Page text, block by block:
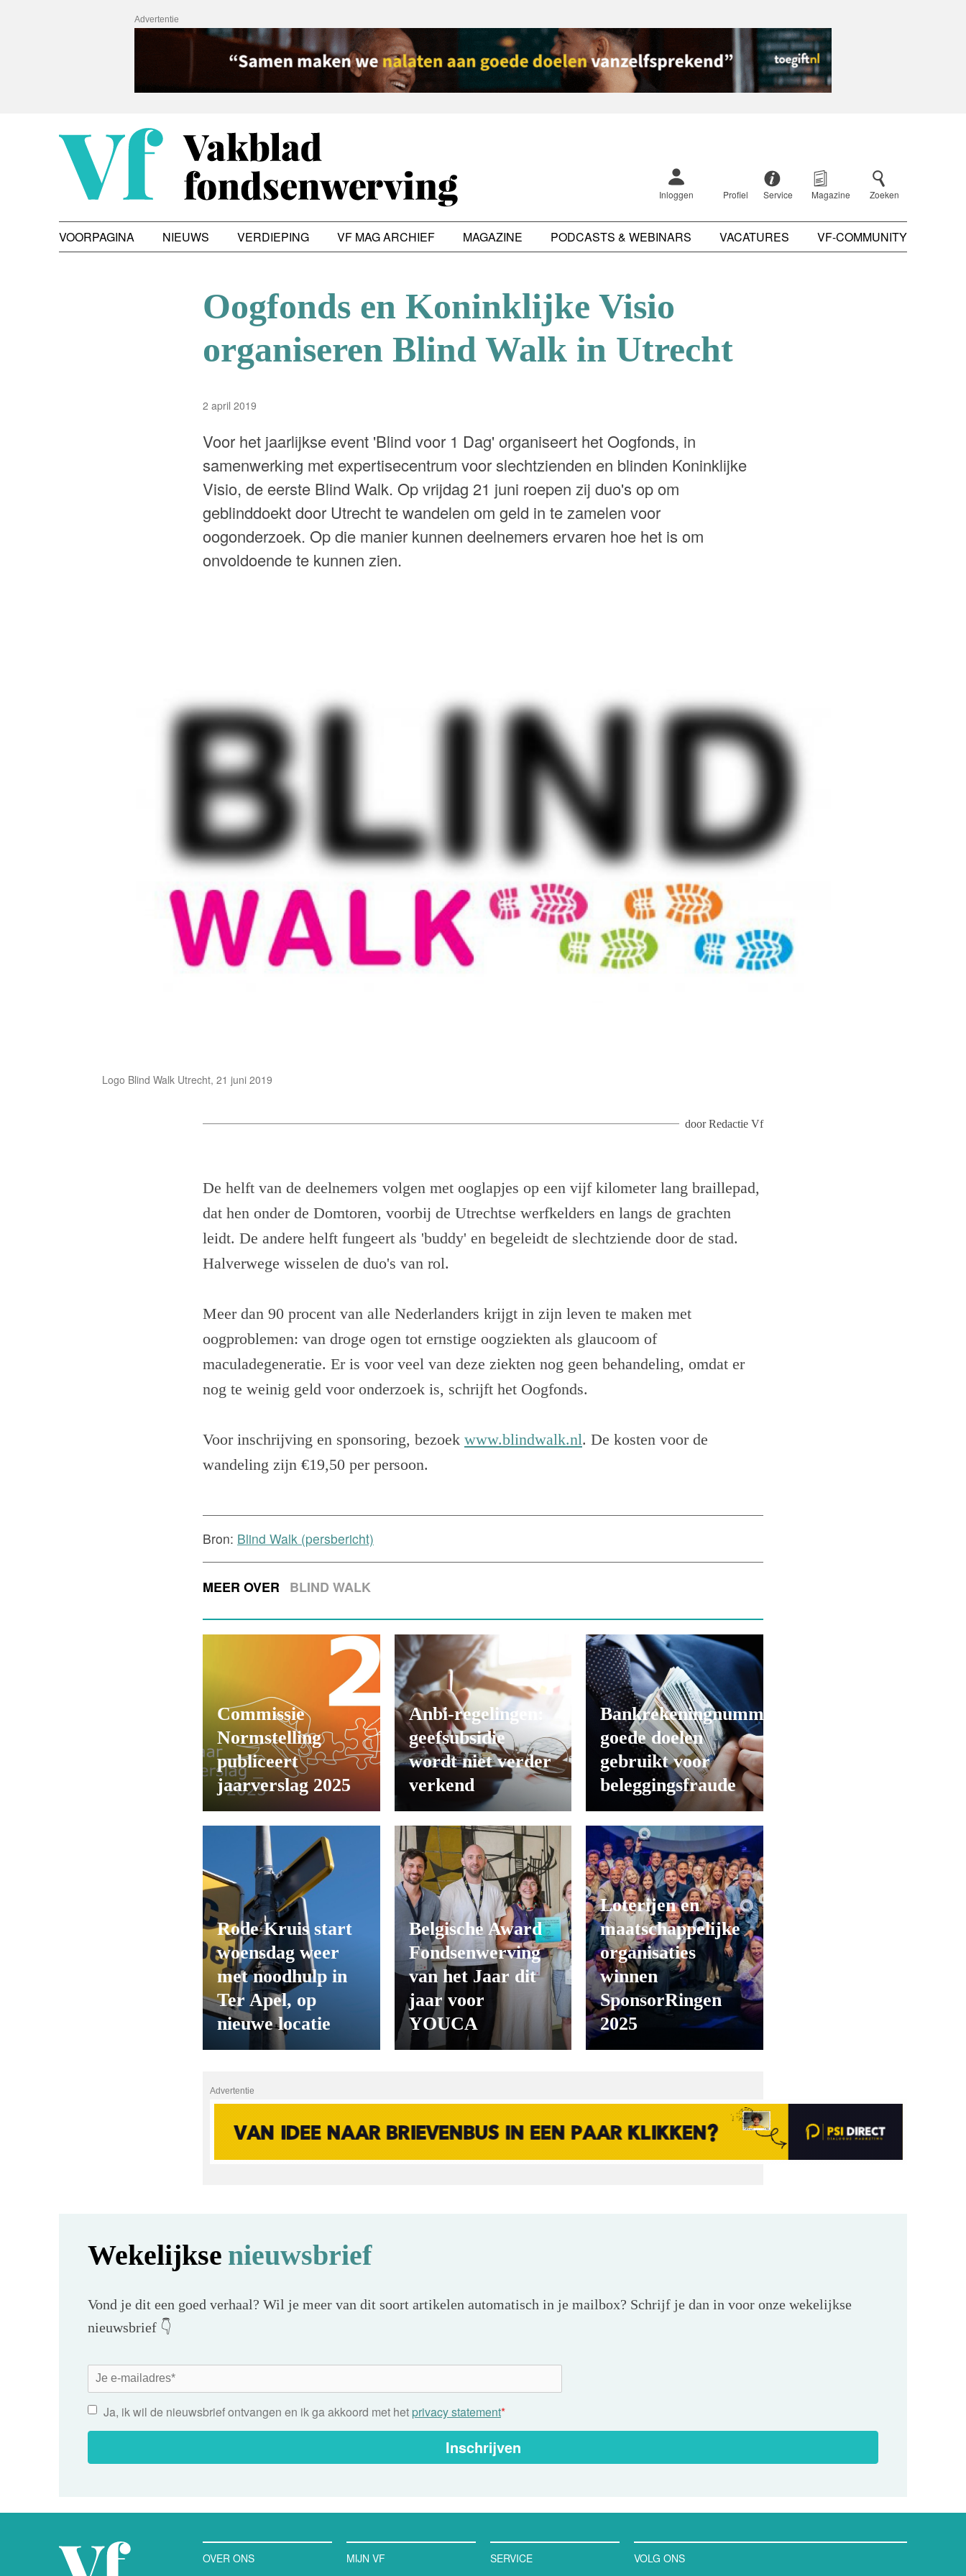
Advertentie
Inloggen Profiel Service Magazine Zoeken
VOORPAGINA NIEUWS VERDIEPING VF MAG ARCHIEF MAGAZINE PODCASTS & WEBINARS VACATURES VF-COMMUNITY
Oogfonds en Koninklijke Visio
organiseren Blind Walk in Utrecht
2 april 2019
Voor het jaarlijkse event 'Blind voor 1 Dag' organiseert het Oogfonds, in
samenwerking met expertisecentrum voor slechtzienden en blinden Koninklijke
Visio, de eerste Blind Walk. Op vrijdag 21 juni roepen zij duo's op om
geblinddoekt door Utrecht te wandelen om geld in te zamelen voor
oogonderzoek. Op die manier kunnen deelnemers ervaren hoe het is om
onvoldoende te kunnen zien.
Logo Blind Walk Utrecht, 21 juni 2019
doorRedactie Vf
De helft van de deelnemers volgen met ooglapjes op een vijf kilometer lang braillepad,
dat hen onder de Domtoren, voorbij de Utrechtse werfkelders en langs de grachten
leidt. De andere helft fungeert als 'buddy' en begeleidt de slechtziende door de stad.
Halverwege wisselen de duo's van rol.
Meer dan 90 procent van alle Nederlanders krijgt in zijn leven te maken met
oogproblemen: van droge ogen tot ernstige oogziekten als glaucoom of
maculadegeneratie. Er is voor veel van deze ziekten nog geen behandeling, omdat er
nog te weinig geld voor onderzoek is, schrijft het Oogfonds.
Voor inschrijving en sponsoring, bezoek www.blindwalk.nl. De kosten voor de
wandeling zijn €19,50 per persoon.
Bron: Blind Walk (persbericht)
MEER OVER BLIND WALK
Commissie
Normstelling
publiceert
jaarverslag 2025
Anbi-regelingen:
geefsubsidie
wordt niet verder
verkend
Bankrekeningnummers
goede doelen
gebruikt voor
beleggingsfraude
Rode Kruis start
woensdag weer
met noodhulp in
Ter Apel, op
nieuwe locatie
Belgische Award
Fondsenwerving
van het Jaar dit
jaar voor
YOUCA
Loterijen en
maatschappelijke
organisaties
winnen
SponsorRingen
2025
Advertentie
Wekelijkse nieuwsbrief
Vond je dit een goed verhaal? Wil je meer van dit soort artikelen automatisch in je mailbox? Schrijf je dan in voor onze wekelijkse
nieuwsbrief 👇
Ja, ik wil de nieuwsbrief ontvangen en ik ga akkoord met het privacy statement*
Inschrijven
OVER ONS MIJN VF SERVICE
VOLG ONS